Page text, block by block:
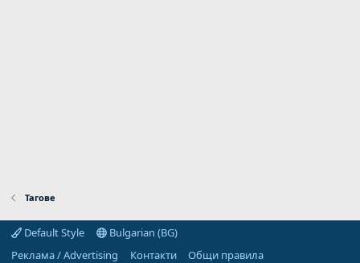
Тагове
Default Style
Bulgarian (BG)
Реклама / Advertising
Контакти
Общи правила